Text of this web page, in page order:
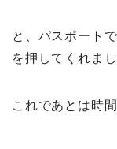
と、パスポート
を押してくれまし
これであとは時